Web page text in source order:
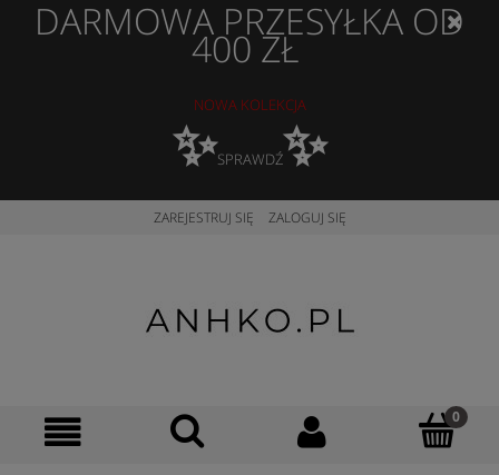
DARMOWA PRZESYŁKA OD
400 ZŁ
NOWA KOLEKCJA
✨SPRAWDŹ✨
ZAREJESTRUJ SIĘ ZALOGUJ SIĘ